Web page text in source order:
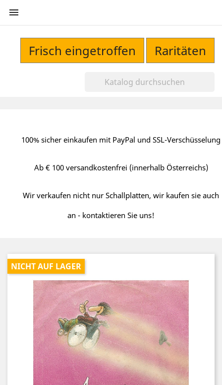

Frisch eingetroffen Raritäten
100% sicher einkaufen mit PayPal und SSL-Verschüsselung
Ab € 100 versandkostenfrei (innerhalb Österreichs)
Wir verkaufen nicht nur Schallplatten, wir kaufen sie auch
an - kontaktieren Sie uns!
NICHT AUF LAGER